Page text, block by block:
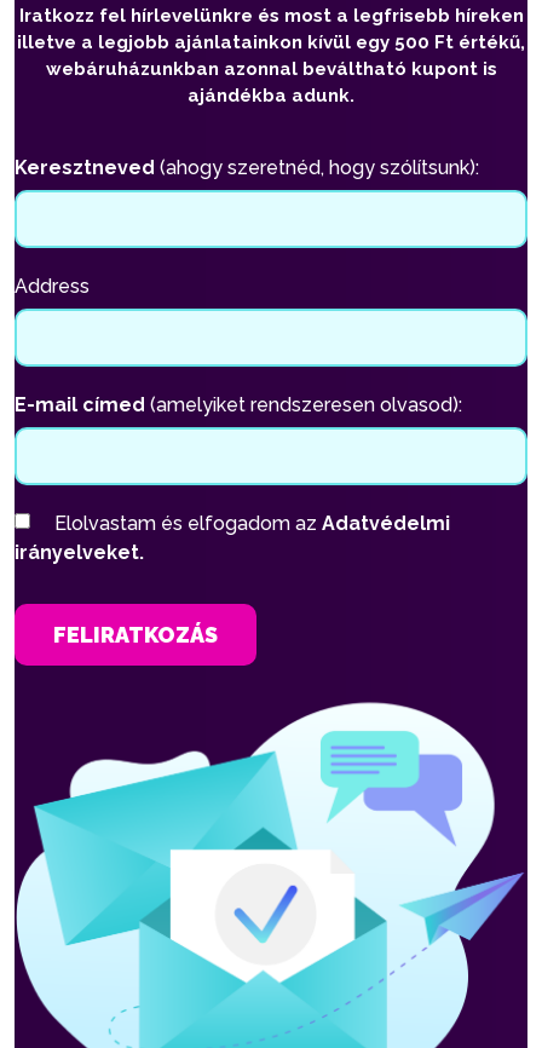
Iratkozz fel hírlevelünkre és most a legfrisebb híreken
illetve a legjobb ajánlatainkon kívül egy 500 Ft értékű,
webáruházunkban azonnal beváltható kupont is
ajándékba adunk.
Keresztneved (ahogy szeretnéd, hogy szólítsunk):
Address
E-mail címed (amelyiket rendszeresen olvasod):
Elolvastam és elfogadom az Adatvédelmi
irányelveket.
FELIRATKOZÁS